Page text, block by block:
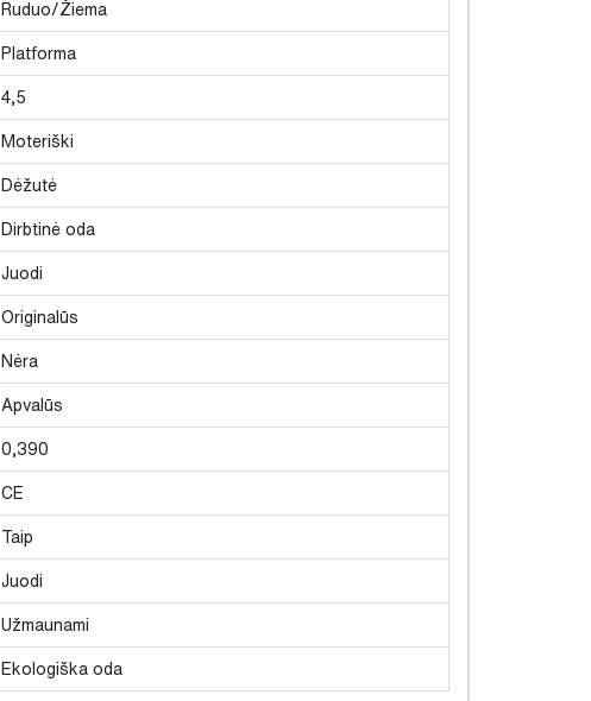
Ruduo/Žiema
Platforma
4,5
Moteriški
Dėžutė
Dirbtinė oda
Juodi
Originalūs
Nėra
Apvalūs
0,390
CE
Taip
Juodi
Užmaunami
Ekologiška oda